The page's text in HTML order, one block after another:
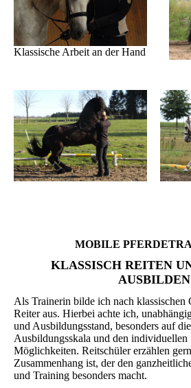
Klassische Arbeit an der Hand
MOBILE
KLASSISCH REITEN
AUSBILDEN
Als Trainerin bilde ich nach klassischen
Reiter aus. Hierbei achte ich,
und Ausbildungsstand, besonders auf
Ausbildungsskala und den individuellen
Möglichkeiten. Reitschüler erzählen
Zusammenhang ist, der den
und Training besonders macht.